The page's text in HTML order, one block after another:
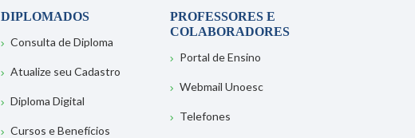
DIPLOMADOS
Consulta de Diploma
Atualize seu Cadastro
Diploma Digital
Cursos e Benefícios
PROFESSORES E
COLABORADORES
Portal de Ensino
Webmail Unoesc
Telefones